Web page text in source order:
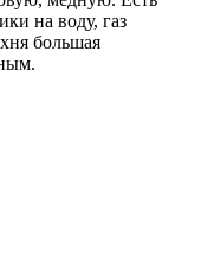
на воду, газ
большая